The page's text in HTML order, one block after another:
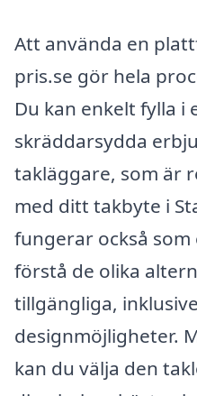
Att använda en
pris.se gör hela
Du kan enkelt fylla i
skräddarsydda
takläggare, som är
med ditt takbyte i
fungerar också
förstå de olika
tillgängliga,
designmöjligheter.
kan du välja den